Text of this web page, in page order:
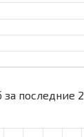
последние